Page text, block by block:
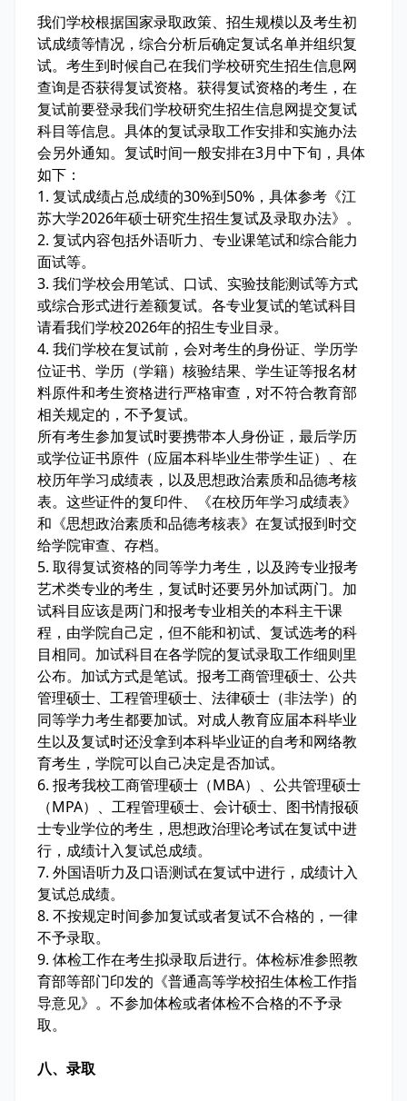
我们学校根据国家录取政策、招生规模以及考生初
试成绩等情况，综合分析后确定复试名单并组织复
试。考生到时候自己在我们学校研究生招生信息网
查询是否获得复试资格。获得复试资格的考生，在
复试前要登录我们学校研究生招生信息网提交复试
科目等信息。具体的复试录取工作安排和实施办法
会另外通知。复试时间一般安排在3月中下旬，具体
如下：
1. 复试成绩占总成绩的30%到50%，具体参考《江
苏大学2026年硕士研究生招生复试及录取办法》。
2. 复试内容包括外语听力、专业课笔试和综合能力
面试等。
3. 我们学校会用笔试、口试、实验技能测试等方式
或综合形式进行差额复试。各专业复试的笔试科目
请看我们学校2026年的招生专业目录。
4. 我们学校在复试前，会对考生的身份证、学历学
位证书、学历（学籍）核验结果、学生证等报名材
料原件和考生资格进行严格审查，对不符合教育部
相关规定的，不予复试。
所有考生参加复试时要携带本人身份证，最后学历
或学位证书原件（应届本科毕业生带学生证）、在
校历年学习成绩表，以及思想政治素质和品德考核
表。这些证件的复印件、《在校历年学习成绩表》
和《思想政治素质和品德考核表》在复试报到时交
给学院审查、存档。
5. 取得复试资格的同等学力考生，以及跨专业报考
艺术类专业的考生，复试时还要另外加试两门。加
试科目应该是两门和报考专业相关的本科主干课
程，由学院自己定，但不能和初试、复试选考的科
目相同。加试科目在各学院的复试录取工作细则里
公布。加试方式是笔试。报考工商管理硕士、公共
管理硕士、工程管理硕士、法律硕士（非法学）的
同等学力考生都要加试。对成人教育应届本科毕业
生以及复试时还没拿到本科毕业证的自考和网络教
育考生，学院可以自己决定是否加试。
6. 报考我校工商管理硕士（MBA）、公共管理硕士
（MPA）、工程管理硕士、会计硕士、图书情报硕
士专业学位的考生，思想政治理论考试在复试中进
行，成绩计入复试总成绩。
7. 外国语听力及口语测试在复试中进行，成绩计入
复试总成绩。
8. 不按规定时间参加复试或者复试不合格的，一律
不予录取。
9. 体检工作在考生拟录取后进行。体检标准参照教
育部等部门印发的《普通高等学校招生体检工作指
导意见》。不参加体检或者体检不合格的不予录
取。
八、录取